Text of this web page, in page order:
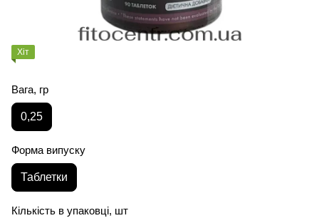
Хіт
Вага, гр
0,25
Форма випуску
Таблетки
Кількість в упаковці, шт